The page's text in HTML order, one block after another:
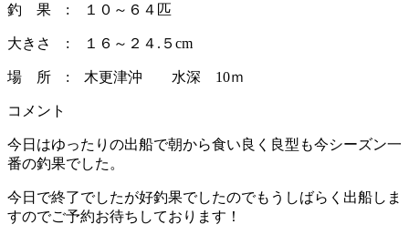
釣 果 : １０～６４匹
大きさ : １６～２４.５cm
場 所 : 木更津沖 水深 10ｍ
コメント
今日はゆったりの出船で朝から食い良く良型も今シーズン一
番の釣果でした。
今日で終了でしたが好釣果でしたのでもうしばらく出船しま
すのでご予約お待ちしております！